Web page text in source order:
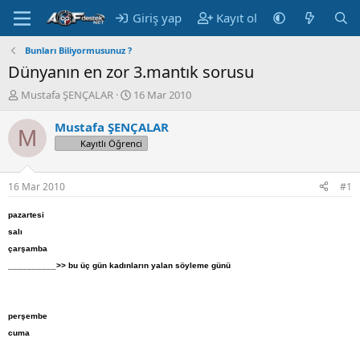
Giriş yap Kayıt ol
Bunları Biliyormusunuz ?
Dünyanın en zor 3.mantık sorusu
K
n
u
u
B
a
a
t
a
Mustafa ŞENÇALAR
B
ş
l
a
ı
i
16 Mar 2010
M Mustafa ŞENÇALAR
Kayıtlı Öğrenci
16 Mar 2010 #1
pazartesi
salı
çarşamba
__________>> bu üç gün kadınların yalan söyleme günü
perşembe
cuma